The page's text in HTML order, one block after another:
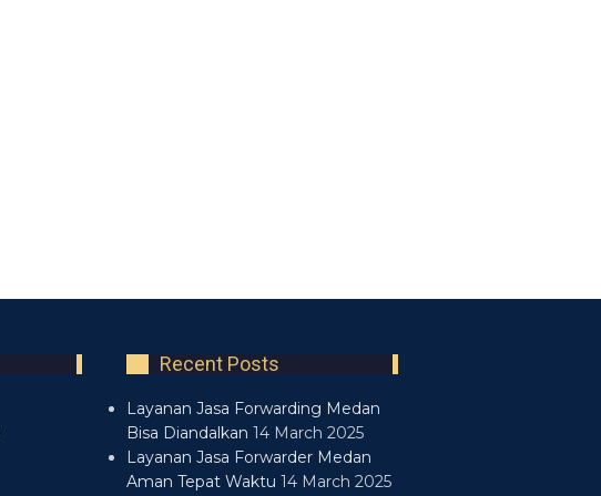
Recent Posts
Layanan Jasa Forwarding Medan
Bisa Diandalkan 14 March 2025
Layanan Jasa Forwarder Medan
Aman Tepat Waktu 14 March 2025